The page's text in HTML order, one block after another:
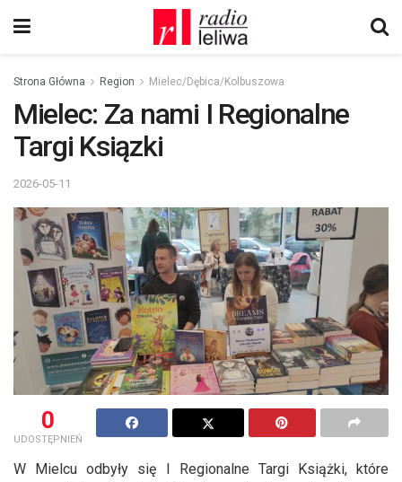
Strona Główna Region Mielec/Dębica/Kolbuszowa
Mielec: Za nami I Regionalne
Targi Ksiązki
2026-05-11
0
UDOSTĘPNIEŃ
W Mielcu odbyły się I Regionalne Targi Książki, które